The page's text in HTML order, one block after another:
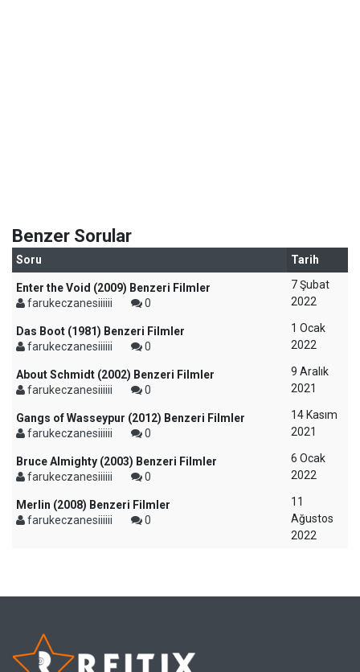
Benzer Sorular
Soru Tarih
Enter the Void (2009) Benzeri Filmler
farukeczanesiiiiii
0
7 Şubat
2022
Das Boot (1981) Benzeri Filmler
farukeczanesiiiiii
0
1 Ocak
2022
About Schmidt (2002) Benzeri Filmler
farukeczanesiiiiii
0
9 Aralık
2021
Gangs of Wasseypur (2012) Benzeri Filmler
farukeczanesiiiiii
0
14 Kasım
2021
Bruce Almighty (2003) Benzeri Filmler
farukeczanesiiiiii
0
6 Ocak
2022
Merlin (2008) Benzeri Filmler
farukeczanesiiiiii
0
11
Ağustos
2022